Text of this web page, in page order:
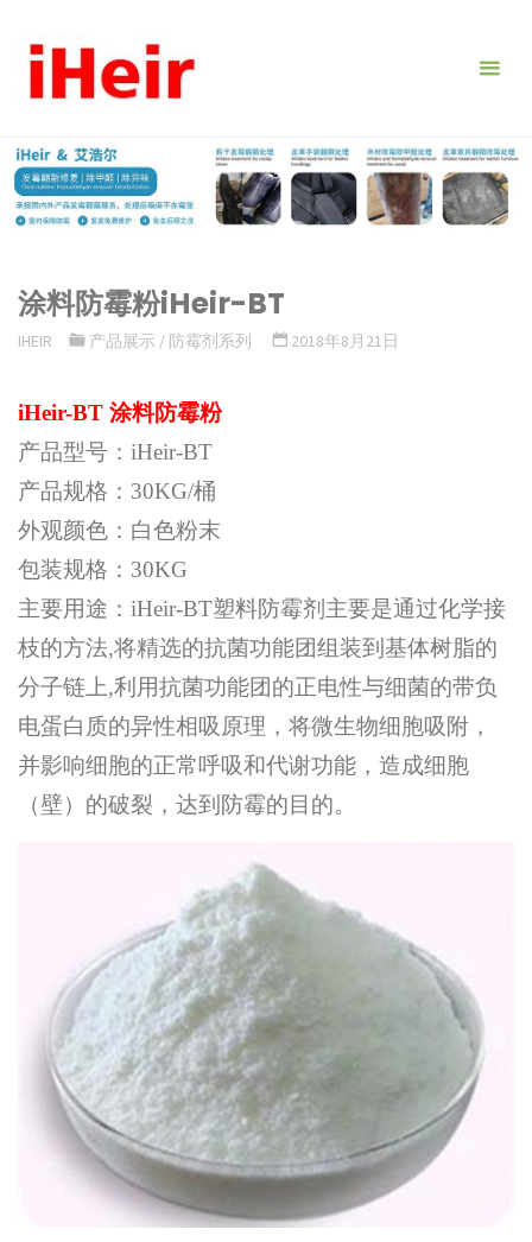
容。
涂料防霉粉iHeir-BT
IHEIR 产品展示 / 防霉剂系列 2018年8月21日
iHeir-BT 涂料防霉粉
产品型号：iHeir-BT
产品规格：30KG/桶
外观颜色：白色粉末
包装规格：30KG
主要用途：iHeir-BT塑料防霉剂主要是通过化学接
枝的方法,将精选的抗菌功能团组装到基体树脂的
分子链上,利用抗菌功能团的正电性与细菌的带负
电蛋白质的异性相吸原理，将微生物细胞吸附，
并影响细胞的正常呼吸和代谢功能，造成细胞
（壁）的破裂，达到防霉的目的。